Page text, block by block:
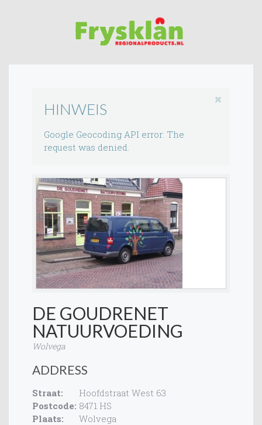
HINWEIS
Google Geocoding API error: The
request was denied.
DE GOUDRENET
NATUURVOEDING
Wolvega
ADDRESS
Straat:
Hoofdstraat West 63
Postcode: 8471 HS
Plaats:
Wolvega